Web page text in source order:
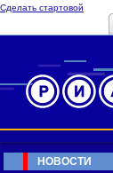
Сделать стартовой
НОВОСТИ